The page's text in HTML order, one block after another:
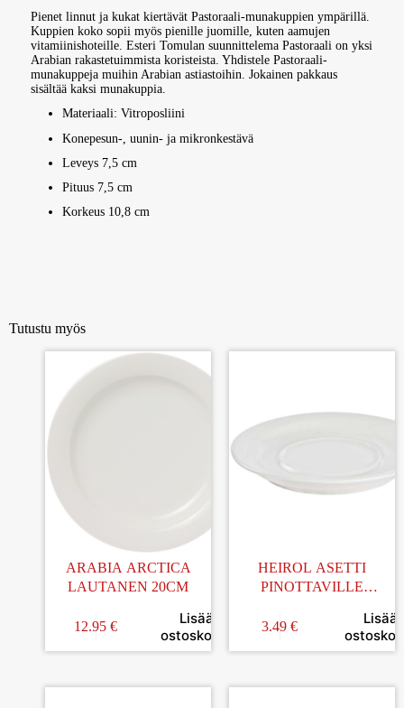
Pienet linnut ja kukat kiertävät Pastoraali-munakuppien ympärillä.
Kuppien koko sopii myös pienille juomille, kuten aamujen
vitamiinishoteille. Esteri Tomulan suunnittelema Pastoraali on yksi
Arabian rakastetuimmista koristeista. Yhdistele Pastoraali-
munakuppeja muihin Arabian astiastoihin. Jokainen pakkaus
sisältää kaksi munakuppia.
Materiaali: Vitroposliini
Konepesun-, uunin- ja mikronkestävä
Leveys 7,5 cm
Pituus 7,5 cm
Korkeus 10,8 cm
Tutustu myös
ARABIA ARCTICA
LAUTANEN 20CM
12.95 €
Lisää
ostoskoriin
HEIROL ASETTI
PINOTTAVILLE
14CM
3.49 €
Lisää